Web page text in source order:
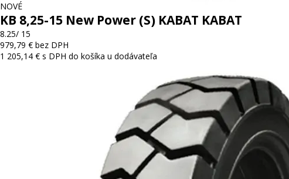
NOVÉ
KB 8,25-15 New Power (S) KABAT KABAT
8.25/ 15
979,79 € bez DPH
1 205,14 € s DPH do košíka u dodávateľa